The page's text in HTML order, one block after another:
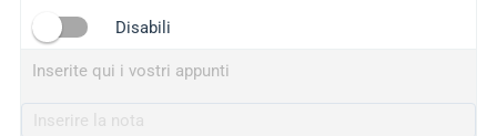
Disabili
Inserite qui i vostri appunti